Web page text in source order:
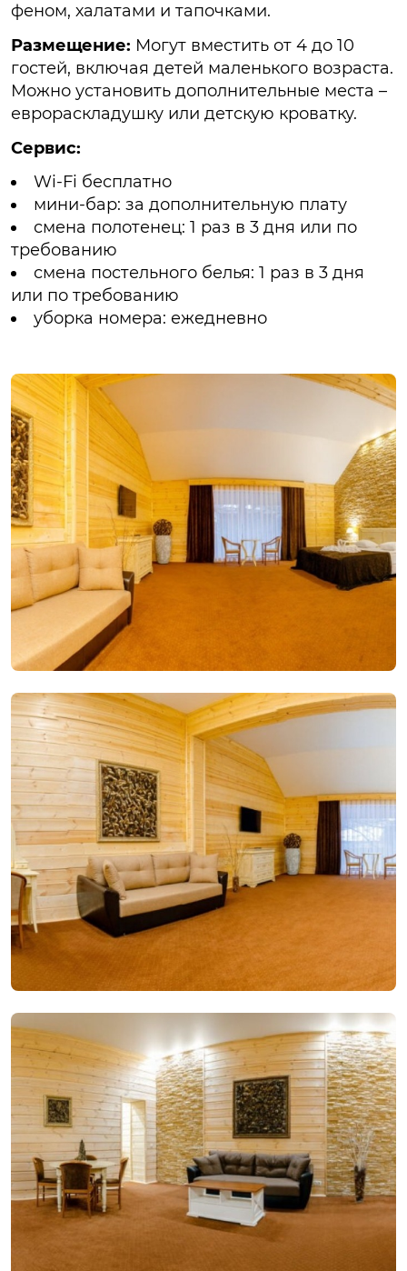
феном, халатами и тапочками.
Размещение: Могут вместить от 4 до 10
гостей, включая детей маленького возраста.
Можно установить дополнительные места –
еврораскладушку или детскую кроватку.
Сервис:
Wi-Fi бесплатно
мини-бар: за дополнительную плату
смена полотенец: 1 раз в 3 дня или по
требованию
смена постельного белья: 1 раз в 3 дня
или по требованию
уборка номера: ежедневно